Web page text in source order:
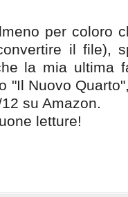
per coloro
il file),
la mia ultima
"Il Nuovo
su Amazon.
letture!